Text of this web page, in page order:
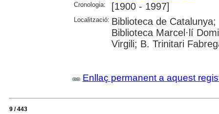
Cronologia: [1900 - 1997]
Localització: Biblioteca de
Biblioteca Marcel·lí
Virgili; B. Trinitari
Enllaç permanent a aquest
9 / 443